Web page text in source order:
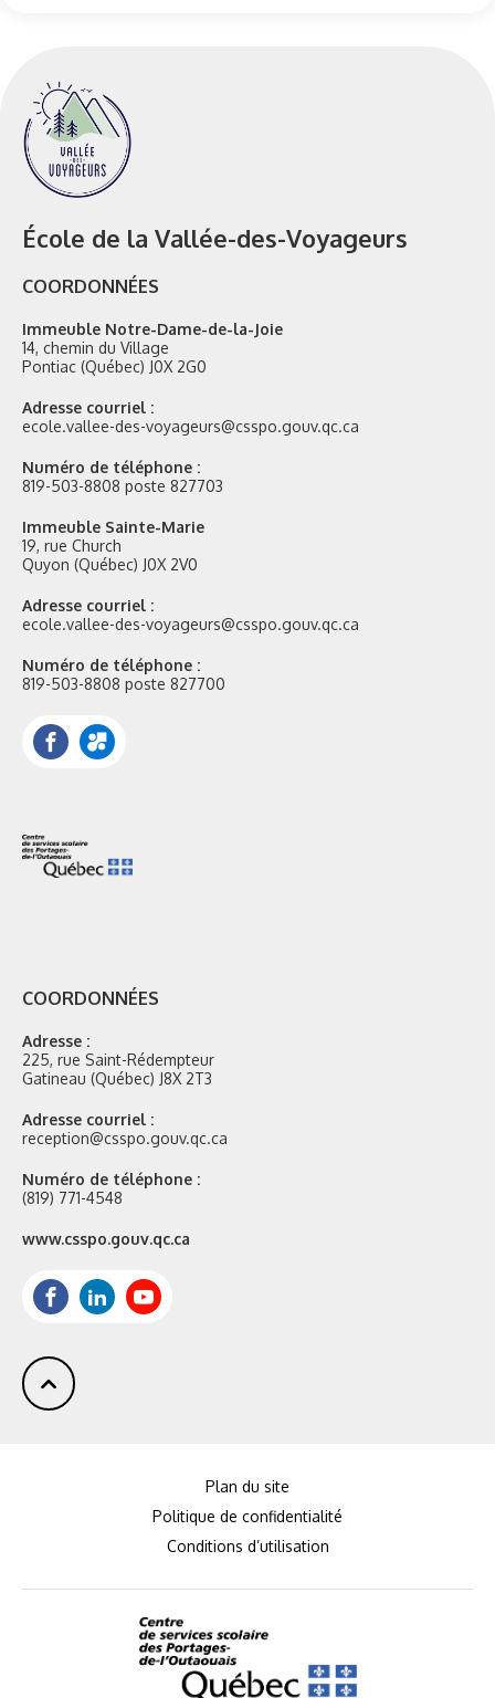
École de la Vallée-des-Voyageurs
COORDONNÉES
Immeuble Notre-Dame-de-la-Joie
14, chemin du Village
Pontiac (Québec) J0X 2G0
Adresse courriel :
ecole.vallee-des-voyageurs@csspo.gouv.qc.ca
Numéro de téléphone :
819-503-8808 poste 827703
Immeuble Sainte-Marie
19, rue Church
Quyon (Québec) J0X 2V0
Adresse courriel :
ecole.vallee-des-voyageurs@csspo.gouv.qc.ca
Numéro de téléphone :
819-503-8808 poste 827700
Facebook
Portail
Mozaik
COORDONNÉES
Adresse :
225, rue Saint-Rédempteur
Gatineau (Québec) J8X 2T3
Adresse courriel :
reception@csspo.gouv.qc.ca
Numéro de téléphone :
(819) 771-4548
Site
www.csspo.gouv.qc.ca
FacebookLinkedInYoutube
Plan du site
Politique de confidentialité
Conditions d’utilisation